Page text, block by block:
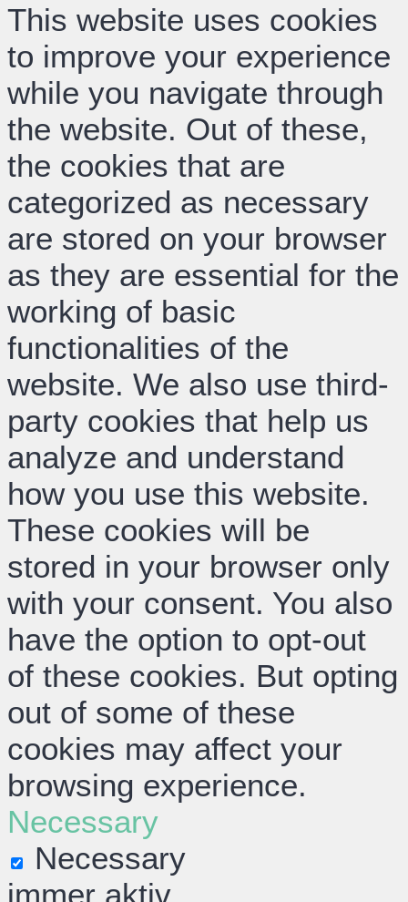
This website uses cookies
to improve your experience
while you navigate through
the website. Out of these,
the cookies that are
categorized as necessary
are stored on your browser
as they are essential for the
working of basic
functionalities of the
website. We also use third-
party cookies that help us
analyze and understand
how you use this website.
These cookies will be
stored in your browser only
with your consent. You also
have the option to opt-out
of these cookies. But opting
out of some of these
cookies may affect your
browsing experience.
Necessary
Necessary
immer aktiv